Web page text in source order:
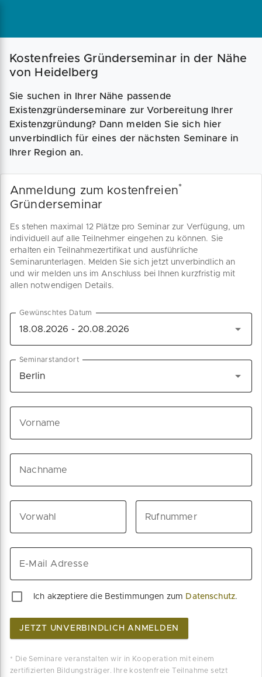
Magazin Businessplan Fördermittel
Kostenfreies Gründerseminar in der Nähe
von Heidelberg
Sie suchen in Ihrer Nähe passende
Existenzgründerseminare zur Vorbereitung Ihrer
Existenzgründung? Dann melden Sie sich hier
unverbindlich für eines der nächsten Seminare in
Ihrer Region an.
Anmeldung zum kostenfreien*
Gründerseminar
Es stehen maximal 12 Plätze pro Seminar zur Verfügung, um
individuell auf alle Teilnehmer eingehen zu können. Sie
erhalten ein Teilnahmezertifikat und ausführliche
Seminarunterlagen. Melden Sie sich jetzt unverbindlich an
und wir melden uns im Anschluss bei Ihnen kurzfristig mit
allen notwendigen Details.
Gewünschtes Datum
Seminarstandort
Vorname
Nachname
Vorwahl Rufnummer
E-Mail Adresse
Ich akzeptiere die Bestimmungen zum Datenschutz.
JETZT UNVERBINDLICH ANMELDEN
* Die Seminare veranstalten wir in Kooperation mit einem
zertifizierten Bildungsträger. Ihre kostenfreie Teilnahme setzt